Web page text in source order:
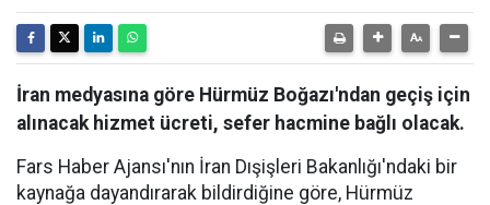
İran medyasına göre Hürmüz Boğazı'ndan geçiş için
alınacak hizmet ücreti, sefer hacmine bağlı olacak.
Fars Haber Ajansı'nın İran Dışişleri Bakanlığı'ndaki bir
kaynağa dayandırarak bildirdiğine göre, Hürmüz